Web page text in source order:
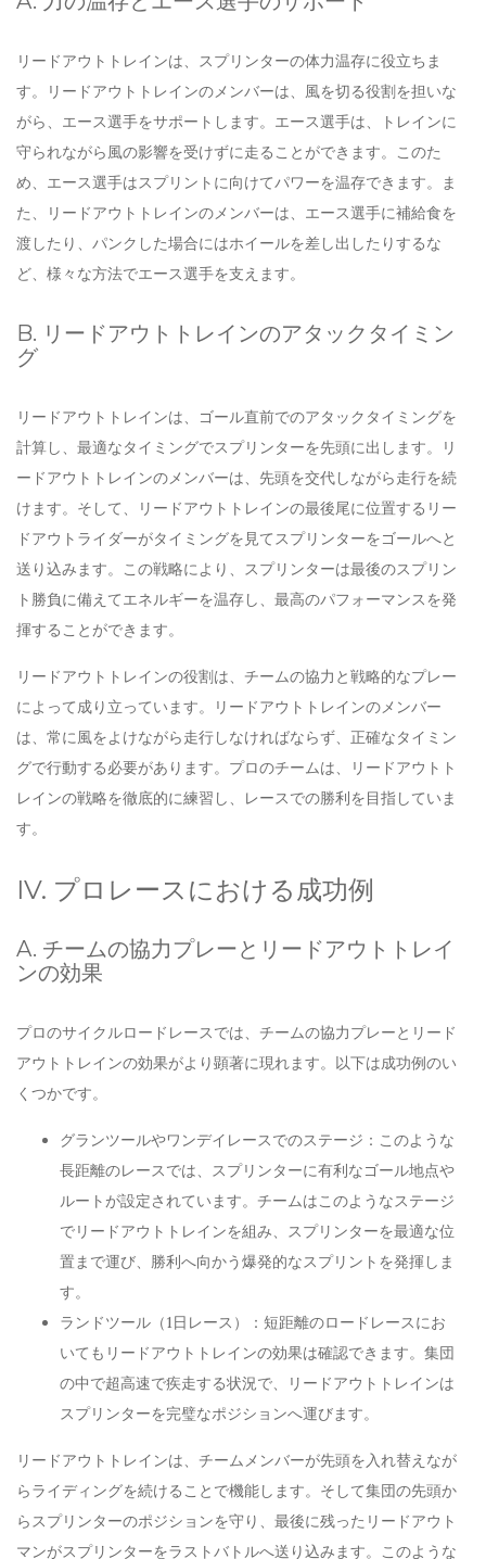
リードアウトトレインは、スプリンターの体力温存に役立ちま
す。リードアウトトレインのメンバーは、風を切る役割を担いな
がら、エース選手をサポートします。エース選手は、トレインに
守られながら風の影響を受けずに走ることができます。このた
め、エース選手はスプリントに向けてパワーを温存できます。ま
た、リードアウトトレインのメンバーは、エース選手に補給食を
渡したり、パンクした場合にはホイールを差し出したりするな
ど、様々な方法でエース選手を支えます。
B. リードアウトトレインのアタックタイミン
グ
リードアウトトレインは、ゴール直前でのアタックタイミングを
計算し、最適なタイミングでスプリンターを先頭に出します。リ
ードアウトトレインのメンバーは、先頭を交代しながら走行を続
けます。そして、リードアウトトレインの最後尾に位置するリー
ドアウトライダーがタイミングを見てスプリンターをゴールへと
送り込みます。この戦略により、スプリンターは最後のスプリン
ト勝負に備えてエネルギーを温存し、最高のパフォーマンスを発
揮することができます。
リードアウトトレインの役割は、チームの協力と戦略的なプレー
によって成り立っています。リードアウトトレインのメンバー
は、常に風をよけながら走行しなければならず、正確なタイミン
グで行動する必要があります。プロのチームは、リードアウトト
レインの戦略を徹底的に練習し、レースでの勝利を目指していま
す。
IV. プロレースにおける成功例
A. チームの協力プレーとリードアウトトレイ
ンの効果
プロのサイクルロードレースでは、チームの協力プレーとリード
アウトトレインの効果がより顕著に現れます。以下は成功例のい
くつかです。
グランツールやワンデイレースでのステージ：このような
長距離のレースでは、スプリンターに有利なゴール地点や
ルートが設定されています。チームはこのようなステージ
でリードアウトトレインを組み、スプリンターを最適な位
置まで運び、勝利へ向かう爆発的なスプリントを発揮しま
す。
ランドツール（1日レース）：短距離のロードレースにお
いてもリードアウトトレインの効果は確認できます。集団
の中で超高速で疾走する状況で、リードアウトトレインは
スプリンターを完璧なポジションへ運びます。
リードアウトトレインは、チームメンバーが先頭を入れ替えなが
らライディングを続けることで機能します。そして集団の先頭か
らスプリンターのポジションを守り、最後に残ったリードアウト
マンがスプリンターをラストバトルへ送り込みます。このような